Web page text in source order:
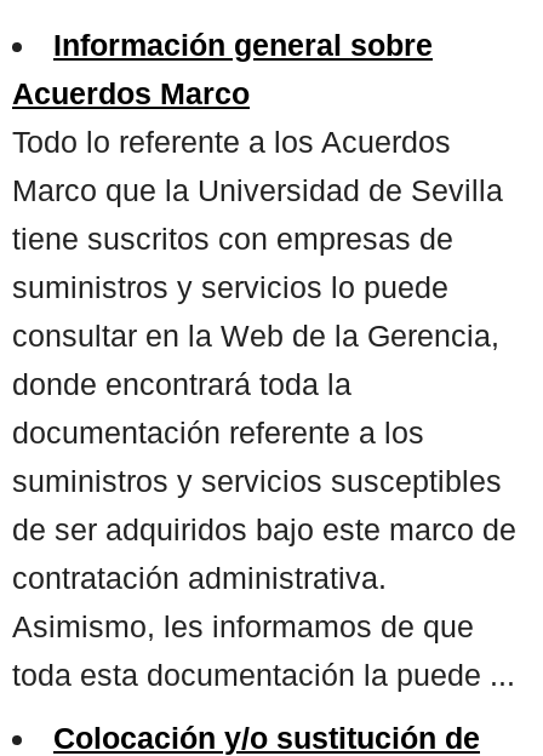
Información general sobre
Acuerdos Marco
Todo lo referente a los Acuerdos
Marco que la Universidad de Sevilla
tiene suscritos con empresas de
suministros y servicios lo puede
consultar en la Web de la Gerencia,
donde encontrará toda la
documentación referente a los
suministros y servicios susceptibles
de ser adquiridos bajo este marco de
contratación administrativa.
Asimismo, les informamos de que
toda esta documentación la puede ...
Colocación y/o sustitución de